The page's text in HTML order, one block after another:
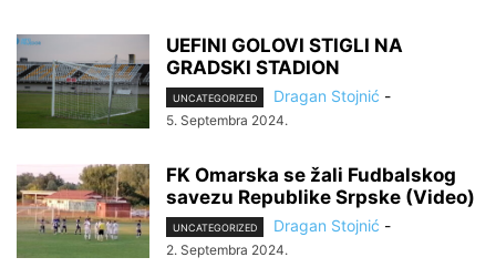
UEFINI GOLOVI STIGLI NA
GRADSKI STADION
UNCATEGORIZED Dragan Stojnić -
5. Septembra 2024.
FK Omarska se žali Fudbalskog
savezu Republike Srpske (Video)
UNCATEGORIZED Dragan Stojnić -
2. Septembra 2024.